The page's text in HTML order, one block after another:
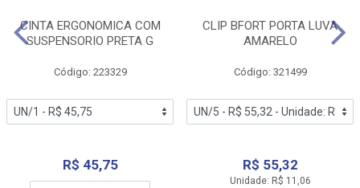
CINTA ERGONOMICA COM
SUSPENSORIO PRETA G
Código: 223329
R$ 45,75
CLIP BFORT PORTA LUVA
AMARELO
Código: 321499
R$ 55,32
Unidade: R$ 11,06